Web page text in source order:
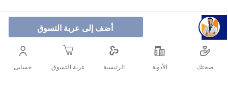
أضف إلى عربة التسوق
صحتك الأدوية الرئيسية عربة التسوق حسابى